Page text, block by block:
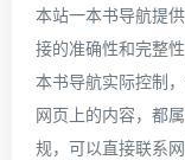
本站一本书导航提
接的准确性和完整
本书导航实际控制
网页上的内容，都
规，可以直接联系